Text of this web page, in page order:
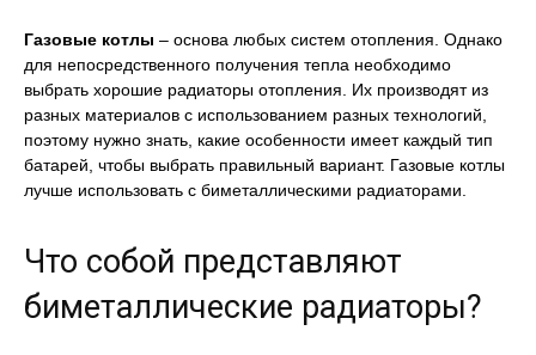
Газовые котлы – основа любых систем отопления. Однако
для непосредственного получения тепла необходимо
выбрать хорошие радиаторы отопления. Их производят из
разных материалов с использованием разных технологий,
поэтому нужно знать, какие особенности имеет каждый тип
батарей, чтобы выбрать правильный вариант. Газовые котлы
лучше использовать с биметаллическими радиаторами.
Что собой представляют
биметаллические радиаторы?